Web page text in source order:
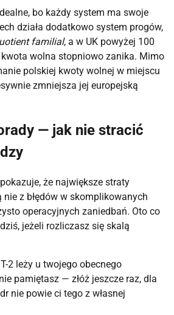
bo każdy system ma swoje
działa dodatkowo system progów,
familial, a w UK powyżej 100
wolna stopniowo zanika. Mimo
polskiej kwoty wolnej w miejscu
zmniejsza jej europejską
— jak nie stracić
że największe straty
z błędów w skomplikowanych
operacyjnych zaniedbań. Oto co
jeżeli rozliczasz się skalą
2 leży u twojego obecnego
pamiętasz — złóż jeszcze raz, dla
nie powie ci tego z własnej